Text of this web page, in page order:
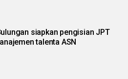
siapkan pengisian JPT
talenta ASN